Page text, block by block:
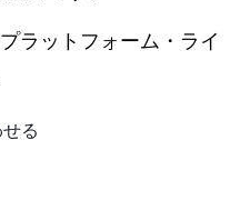
ラットフォーム・ライ
る